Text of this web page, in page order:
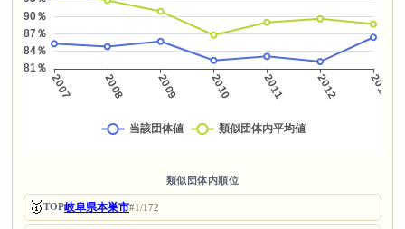
類似団体内順位
🥇TOP岐阜県本巣市#1/172